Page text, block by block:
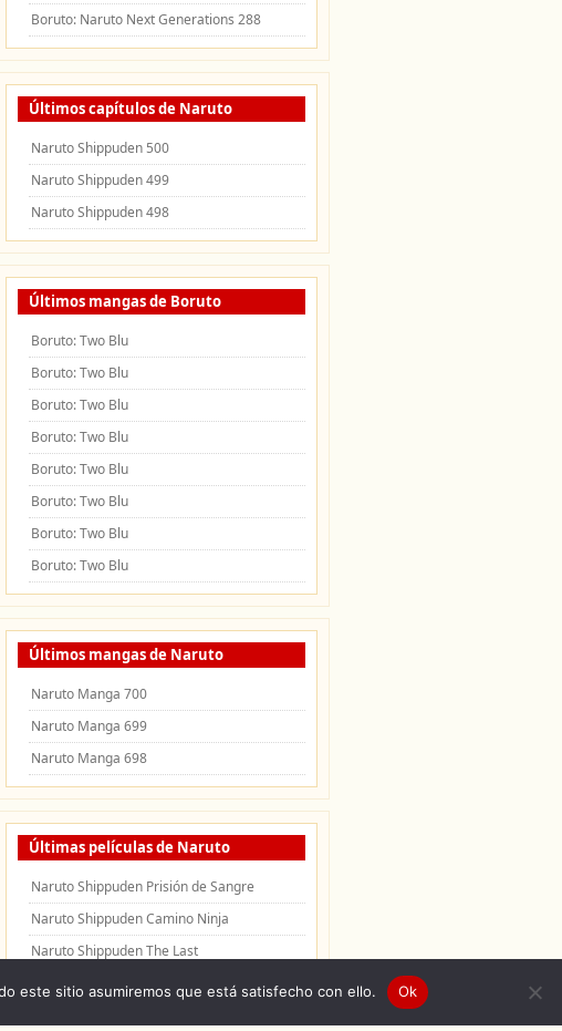
Boruto: Naruto Next Generations 288
Últimos capítulos de Naruto
Naruto Shippuden 500
Naruto Shippuden 499
Naruto Shippuden 498
Últimos mangas de Boruto
Boruto: Two Blu
Boruto: Two Blu
Boruto: Two Blu
Boruto: Two Blu
Boruto: Two Blu
Boruto: Two Blu
Boruto: Two Blu
Boruto: Two Blu
Últimos mangas de Naruto
Naruto Manga 700
Naruto Manga 699
Naruto Manga 698
Últimas películas de Naruto
Naruto Shippuden Prisión de Sangre
Naruto Shippuden Camino Ninja
Naruto Shippuden The Last
este sitio asumiremos que está satisfecho con ello. Ok